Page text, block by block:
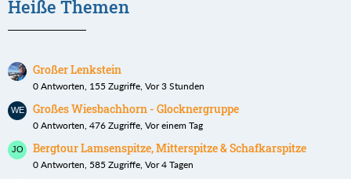
Heiße Themen
Großer Lenkstein
0 Antworten, 155 Zugriffe, Vor 3 Stunden
Großes Wiesbachhorn - Glocknergruppe
0 Antworten, 476 Zugriffe, Vor einem Tag
Bergtour Lamsenspitze, Mitterspitze & Schafkarspitze
0 Antworten, 585 Zugriffe, Vor 4 Tagen